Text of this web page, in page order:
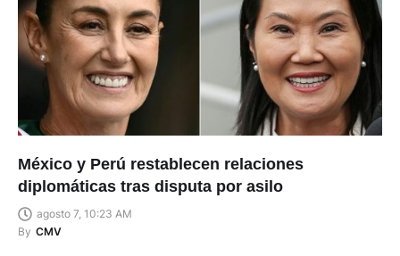
México y Perú restablecen relaciones
diplomáticas tras disputa por asilo
agosto 7, 10:23 AM
By CMV